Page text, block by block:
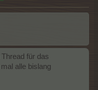
für das
alle bislang